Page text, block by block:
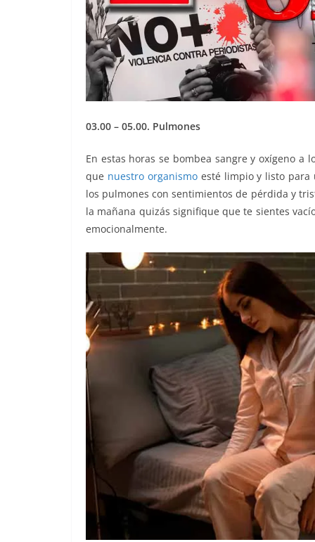
03.00 – 05.00. Pulmones
En estas horas se bombea sangre y oxígeno a
que nuestro organismoesté limpio y listo para
los pulmones con sentimientos de pérdida y
la mañana quizás signifique que te sientes
emocionalmente.